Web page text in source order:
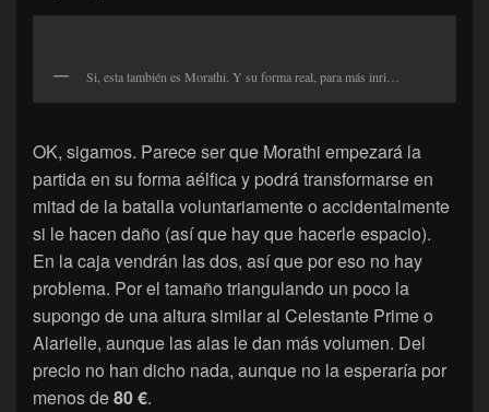
Si, esta también es Morathi. Y su forma real, para más inri…
OK, sigamos. Parece ser que Morathi empezará la
partida en su forma aélfica y podrá transformarse en
mitad de la batalla voluntariamente o accidentalmente
si le hacen daño (así que hay que hacerle espacio).
En la caja vendrán las dos, así que por eso no hay
problema. Por el tamaño triangulando un poco la
supongo de una altura similar al Celestante Prime o
Alarielle, aunque las alas le dan más volumen. Del
precio no han dicho nada, aunque no la esperaría por
menos de80 €.